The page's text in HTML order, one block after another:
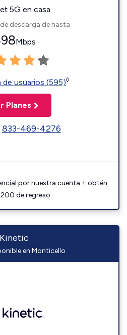
5G en casa
descarga de hasta
Mbps
de usuarios (595)◊
Planes
833-469-4276
por nuestra cuenta + obtén
de regreso.
Kinetic
en Monticello